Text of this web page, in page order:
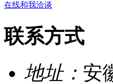
在线和我洽谈
联系方式
地址： 安